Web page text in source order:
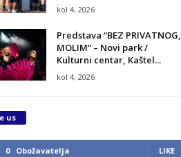
kol 4, 2026
Predstava “BEZ PRIVATNOG,
MOLIM” – Novi park /
Kulturni centar, Kaštel...
kol 4, 2026
us
0 Obožavatelja LIKE